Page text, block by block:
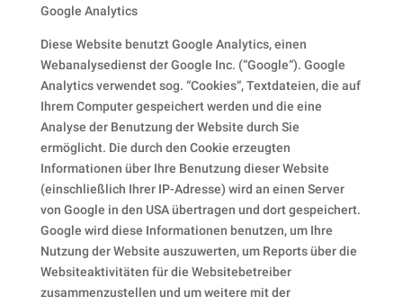
Google Analytics
Diese Website benutzt Google Analytics, einen
Webanalysedienst der Google Inc. (“Google“). Google
Analytics verwendet sog. “Cookies“, Textdateien, die auf
Ihrem Computer gespeichert werden und die eine
Analyse der Benutzung der Website durch Sie
ermöglicht. Die durch den Cookie erzeugten
Informationen über Ihre Benutzung dieser Website
(einschließlich Ihrer IP-Adresse) wird an einen Server
von Google in den USA übertragen und dort gespeichert.
Google wird diese Informationen benutzen, um Ihre
Nutzung der Website auszuwerten, um Reports über die
Websiteaktivitäten für die Websitebetreiber
zusammenzustellen und um weitere mit der